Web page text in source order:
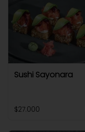
Sushi Sayonara
$27.000